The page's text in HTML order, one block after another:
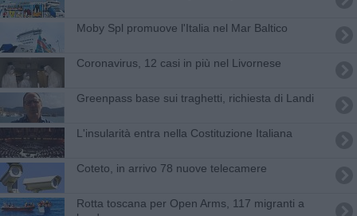
Moby Spl promuove l'Italia nel Mar Baltico
Coronavirus, 12 casi in più nel Livornese
Greenpass base sui traghetti, richiesta di Landi
L'insularità entra nella Costituzione Italiana
Coteto, in arrivo 78 nuove telecamere
Rotta toscana per Open Arms, 117 migranti a